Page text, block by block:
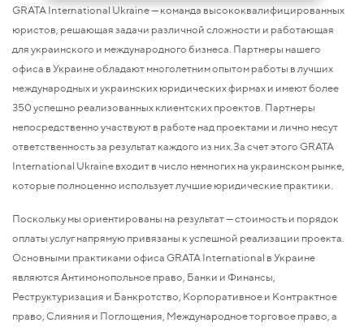
GRATA International Ukraine — команда высококвалифицированных
юристов, решающая задачи различной сложности и работающая
для украинского и международного бизнеса. Партнеры нашего
офиса в Украине обладают многолетним опытом работы в лучших
международных и украинских юридических фирмах и имеют более
350 успешно реализованных клиентских проектов. Партнеры
непосредственно участвуют в работе над проектами и лично несут
ответственность за результат каждого из них.За счет этого GRATA
International Ukraine входит в число немногих на украинском рынке,
которые полноценно использует лучшие юридические практики.
Поскольку мы ориентированы на результат — стоимость и порядок
оплаты услуг напрямую привязаны к успешной реализации проекта.
Основными практиками офиса GRATA International в Украине
являются Антимонопольное право, Банки и Финансы,
Реструктуризация и Банкротство, Корпоративное и Контрактное
право, Слияния и Поглощения, Международное торговое право, а